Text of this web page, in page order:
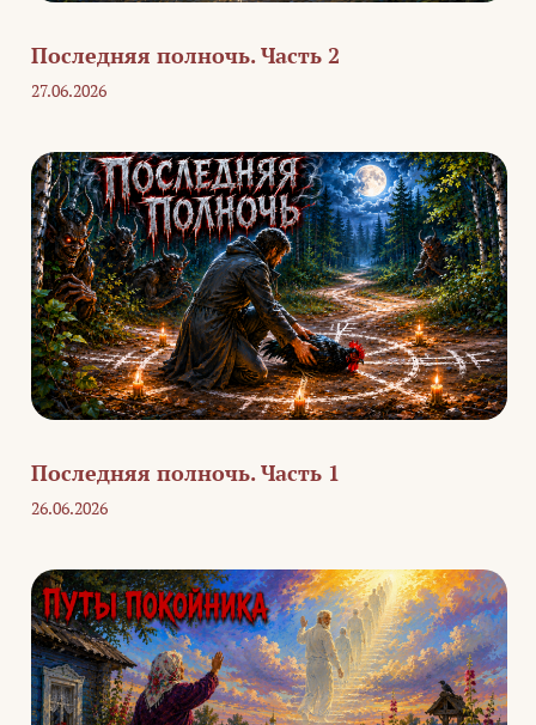
Последняя полночь. Часть 2
27.06.2026
Последняя полночь. Часть 1
26.06.2026